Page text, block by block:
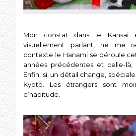
Mon constat dans le Kansai
visuellement parlant, ne me
contexte le Hanami se déroule
années précédentes et celle-là,
Enfin, si, un détail change,
Kyoto. Les étrangers sont
d’habitude.